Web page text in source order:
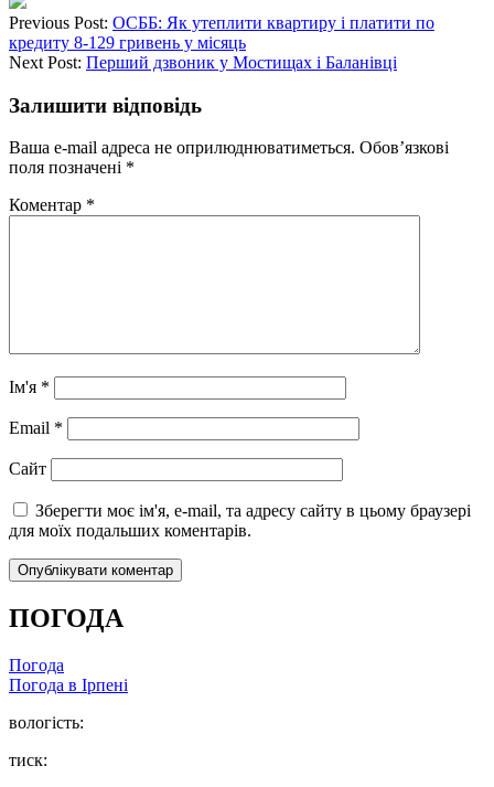
Previous Post: ОСББ: Як утеплити квартиру і платити по
кредиту 8-129 гривень у місяць
Next Post: Перший дзвоник у Мостищах і Баланівці
Залишити відповідь
Ваша e-mail адреса не оприлюднюватиметься. Обов’язкові
поля позначені *
Коментар *
Ім'я *
Email *
Сайт
Зберегти моє ім'я, e-mail, та адресу сайту в цьому браузері
для моїх подальших коментарів.
ПОГОДА
Погода
Погода в Ірпені
вологість:
тиск: